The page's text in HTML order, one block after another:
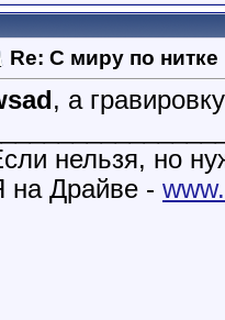
Re: С миру по
, а
нельзя, но
на Драйве -